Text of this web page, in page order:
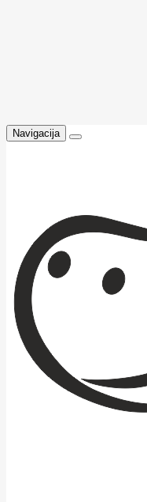
Navigacija